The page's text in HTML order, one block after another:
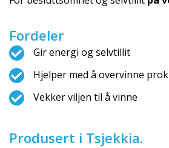
Fordeler
Gir energi og selvtillit
Hjelper med å overvinne
Vekker viljen til å vinne
Produsert i Tsjekkia.